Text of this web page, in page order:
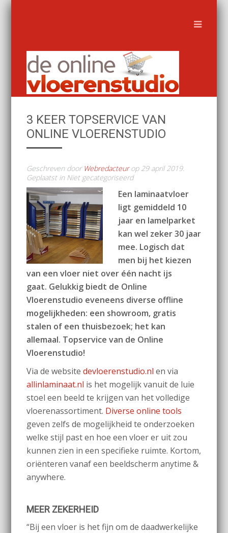
3 KEER TOPSERVICE VAN
ONLINE VLOERENSTUDIO
Geschreven door Webredacteurop 29 april 2019.
Geplaatst in Niet gecategoriseerd
Een laminaatvloer
ligt gemiddeld 10
jaar en lamelparket
kan wel zeker 30 jaar
mee. Logisch dat
men bij het kiezen
van een vloer niet over één nacht ijs
gaat. Gelukkig biedt de Online
Vloerenstudio eveneens diverse offline
mogelijkheden: een showroom, gratis
stalen of een thuisbezoek; het kan
allemaal. Topservice van de Online
Vloerenstudio!
Via de websitedevloerenstudio.nl en via
allinlaminaat.nl is het mogelijk vanuit de luie
stoel een beeld te krijgen van het volledige
vloerenassortiment. Diverse online tools
geven zelfs de mogelijkheid te onderzoeken
welke stijl past en hoe een vloer er uit zou
kunnen zien in een specifieke ruimte. Kortom,
oriënteren vanaf een beeldscherm anytime &
anywhere.
MEER ZEKERHEID
“Bij een vloer is het fijn om de daadwerkelijke